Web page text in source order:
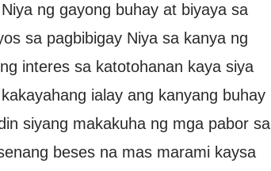
ng gayong buhay at biyaya sa
sa pagbibigay Niya sa kanya ng
interes sa katotohanan kaya siya
ialay ang kanyang buhay
siyang makakuha ng mga pabor sa
beses na mas marami kaysa